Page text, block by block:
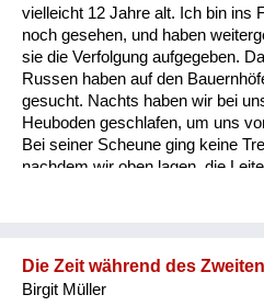
vielleicht 12 Jahre alt. Ich bin ins
noch gesehen, und haben
sie die Verfolgung aufgegeben.
Russen haben auf den
gesucht. Nachts haben wir bei
Heuboden geschlafen, um uns
Bei seiner Scheune ging keine
nachdem wir oben lagen, die
niemand zu uns hinaufkommen
Russen haben uns überall
geschrien: „Wo ist Matka“? (Wo
haben sie die Schränke vorg...
Die Zeit während des
Birgit Müller